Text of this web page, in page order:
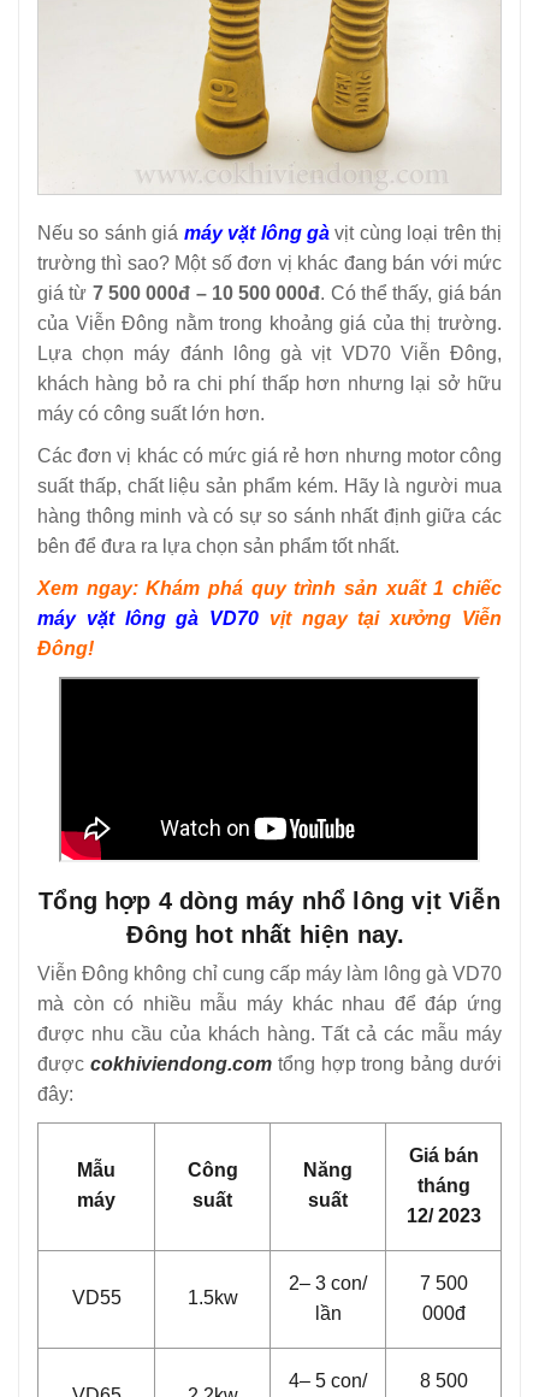
Nếu so sánh giá máy vặt lông gàvịt cùng loại trên thị
trường thì sao? Một số đơn vị khác đang bán với mức
giá từ 7 500 000đ – 10 500 000đ. Có thể thấy, giá bán
của Viễn Đông nằm trong khoảng giá của thị trường.
Lựa chọn máy đánh lông gà vịt VD70 Viễn Đông,
khách hàng bỏ ra chi phí thấp hơn nhưng lại sở hữu
máy có công suất lớn hơn.
Các đơn vị khác có mức giá rẻ hơn nhưng motor công
suất thấp, chất liệu sản phẩm kém. Hãy là người mua
hàng thông minh và có sự so sánh nhất định giữa các
bên để đưa ra lựa chọn sản phẩm tốt nhất.
Xem ngay: Khám phá quy trình sản xuất 1 chiếc
máy vặt lông gà VD70 vịt ngay tại xưởng Viễn
Đông!
Tổng hợp 4 dòng máy nhổ lông vịt Viễn
Đông hot nhất hiện nay.
Viễn Đông không chỉ cung cấp máy làm lông gà VD70
mà còn có nhiều mẫu máy khác nhau để đáp ứng
được nhu cầu của khách hàng. Tất cả các mẫu máy
được cokhiviendong.comtổng hợp trong bảng dưới
đây:
Mẫu
máy
Công
suất
Năng
suất
Giá bán
tháng
12/ 2023
VD55 1.5kw
2– 3 con/
lần
7 500
000đ
4– 5 con/ 8 500